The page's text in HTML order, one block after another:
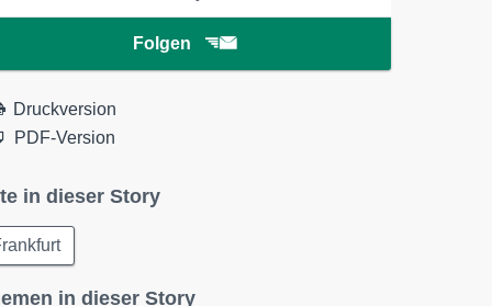
Folgen
Druckversion
PDF-Version
in dieser Story
in dieser Story